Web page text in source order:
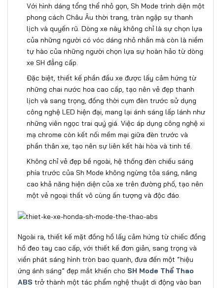
Với hình dáng tổng thể nhỏ gọn, Sh Mode trình diện một
phong cách Châu Âu thời trang, tràn ngập sự thanh
lịch và quyến rũ. Dòng xe này không chỉ là sự chọn lựa
của những người có vóc dáng nhỏ nhắn mà còn là niềm
tự hào của những người chọn lựa sự hoàn hảo từ dòng
xe SH đẳng cấp.
Đặc biệt, thiết kế phần đầu xe được lấy cảm hứng từ
những chai nước hoa cao cấp, tạo nên vẻ đẹp thanh
lịch và sang trọng, đồng thời cụm đèn trước sử dụng
công nghệ LED hiện đại, mang lại ánh sáng lấp lánh như
những viên ngọc trai quý giá. Việc áp dụng công nghệ xi
mạ chrome còn kết nối mềm mại giữa đèn trước và
phần thân xe, tạo nên sự liên kết hài hòa và tinh tế.
Không chỉ vẻ đẹp bề ngoài, hệ thống đèn chiếu sáng
phía trước của Sh Mode không ngừng tỏa sáng, nâng
cao khả năng hiện diện của xe trên đường phố, tạo nên
một vẻ ngoại thất vô cùng ấn tượng và độc đáo.
Ngoài ra, thiết kế mặt đồng hồ lấy cảm hứng từ chiếc đồng
hồ đeo tay cao cấp, với thiết kế đơn giản, sang trọng và
viền phát sáng hình tròn bao quanh, đưa đến một “hiệu
ứng ánh sáng” đẹp mắt khiến cho SH Mode Thể Thao
ABS trở thành một tác phẩm nghệ thuật di động vào ban